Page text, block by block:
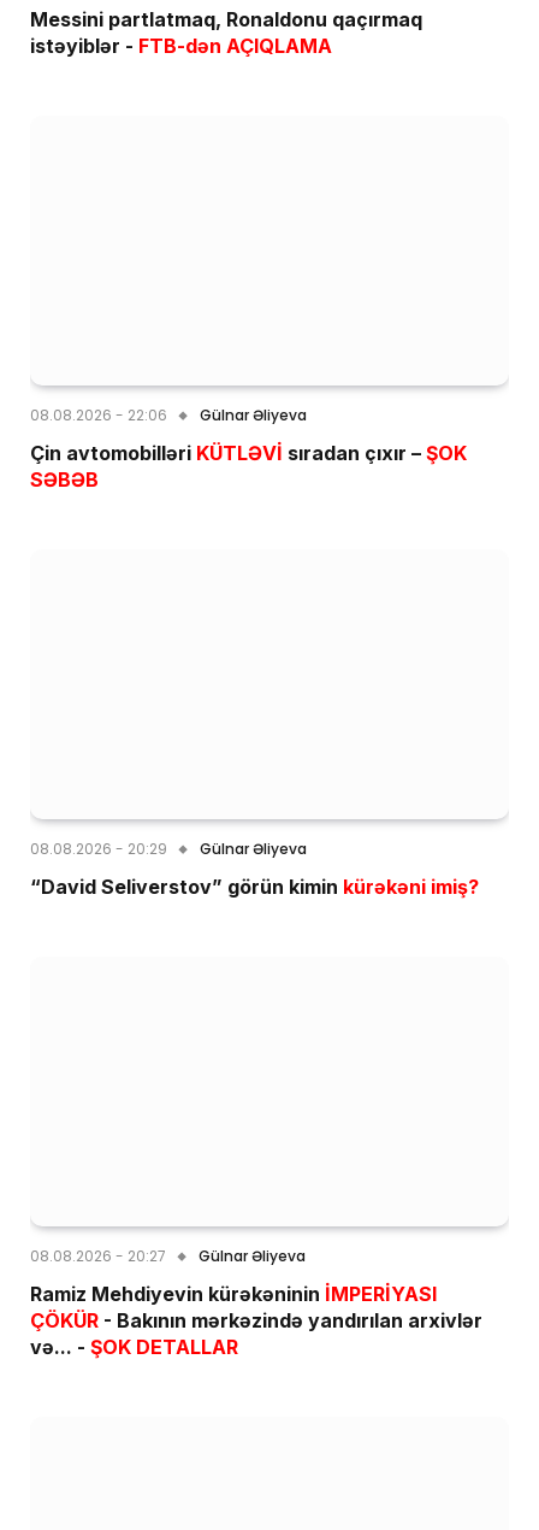
Messini partlatmaq, Ronaldonu qaçırmaq
istəyiblər - FTB-dən AÇIQLAMA
08.08.2026 - 22:06 Gülnar Əliyeva
Çin avtomobilləri KÜTLƏVİ sıradan çıxır – ŞOK
SƏBƏB
08.08.2026 - 20:29 Gülnar Əliyeva
“David Seliverstov” görün kimin kürəkəni imiş?
08.08.2026 - 20:27 Gülnar Əliyeva
Ramiz Mehdiyevin kürəkəninin İMPERİYASI
ÇÖKÜR - Bakının mərkəzində yandırılan arxivlər
və... - ŞOK DETALLAR